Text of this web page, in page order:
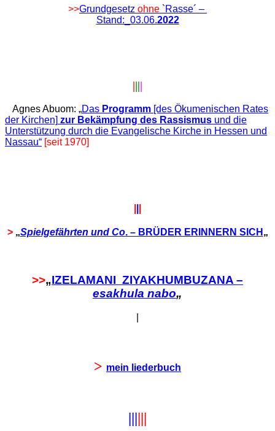
>>Grundgesetz ohne `Rasse´ –
Stand:_03.06.2022
||||
Agnes Abuom: „Das Programm [des Ökumenischen Rates
der Kirchen] zur Bekämpfung des Rassismus und die
Unterstützung durch die Evangelische Kirche in Hessen und
Nassau“ [seit 1970]
>„Spielgefährten und Co. – BRÜDER ERINNERN SICH „
>>„IZELAMANI ZIYAKHUMBUZANA –
esakhula nabo„
> mein liederbuch